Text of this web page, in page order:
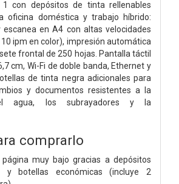
con depósitos de tinta rellenables
oficina doméstica y trabajo híbrido:
en A4 con altas velocidades
ipm en color), impresión automática
frontal de 250 hojas. Pantalla táctil
cm, Wi-Fi de doble banda, Ethernet y
de tinta negra adicionales para
y documentos resistentes a la
el agua, los subrayadores y la
comprarlo
muy bajo gracias a depósitos
y botellas económicas (incluye 2